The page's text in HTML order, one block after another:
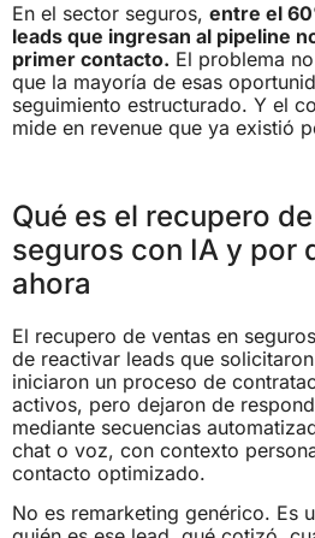
En el sector seguros, entre el
leads que ingresan al pipeline
primer contacto. El problema
que la mayoría de esas
seguimiento estructurado. Y el
mide en revenue que ya existió
Qué es el recupero
seguros con IA y por
ahora
El recupero de ventas en
de reactivar leads que
iniciaron un proceso de
activos, pero dejaron de
mediante secuencias
chat o voz, con contexto
contacto optimizado.
No es remarketing genérico. Es